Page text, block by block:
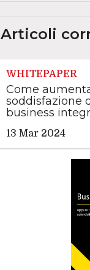
Articoli
WHITEPAPER
Come
soddisfazione
business
13 Mar 2024